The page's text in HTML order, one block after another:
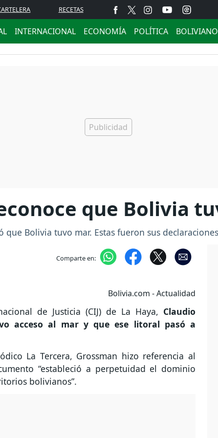
RECETAS
INTERNACIONAL ECONOMÍA POLÍTICA
que Bolivia
Bolivia tuvo mar. Estas fueron sus
Comparte en:
Bolivia.com - Actualidad
de Justicia (CIJ) de La Haya, Claudio
acceso al mar y que ese litoral pasó a
La Tercera, Grossman hizo referencia al
“estableció a perpetuidad el dominio
bolivianos”.